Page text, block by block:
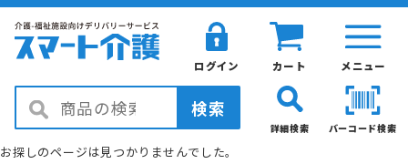
メニュー
カート
ログイン
検索
バーコード検索
詳細検索
お探しのページは見つかりませんでした。